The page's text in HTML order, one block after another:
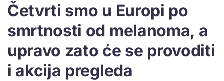
Četvrti smo u Europi po
smrtnosti od melanoma, a
upravo zato će se provoditi
i akcija pregleda